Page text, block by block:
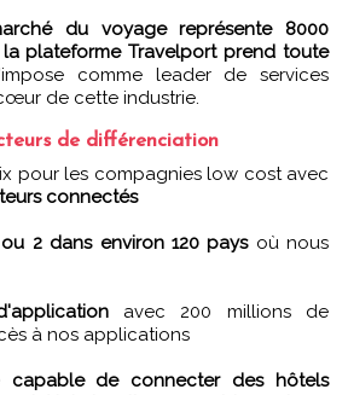
du voyage représente 8000
plateforme Travelport prend toute
comme leader de services
de cette industrie.
de différenciation
pour les compagnies low cost avec
connectés
ou 2 dans environ 120 paysoù nous
avec 200 millions de
à nos applications
capable de connecter des hôtels